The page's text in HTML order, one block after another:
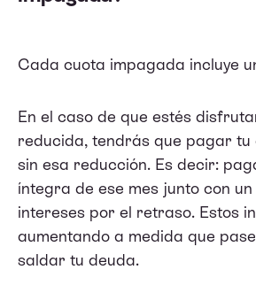
Cada cuota impagada incluye
En el caso de que estés
reducida, tendrás que pagar tu
sin esa reducción. Es decir:
íntegra de ese mes junto con
intereses por el retraso. Estos
aumentando a medida que
saldar tu deuda.